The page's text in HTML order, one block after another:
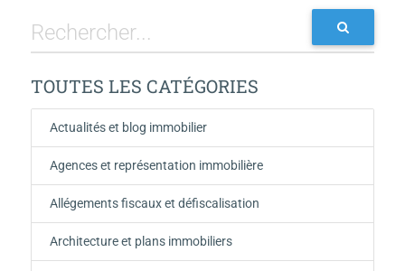
TOUTES LES CATÉGORIES
Actualités et blog immobilier
Agences et représentation immobilière
Allégements fiscaux et défiscalisation
Architecture et plans immobiliers